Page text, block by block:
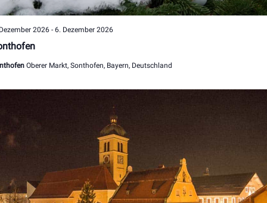
2026- 6. Dezember 2026
Oberer Markt, Sonthofen, Bayern, Deutschland